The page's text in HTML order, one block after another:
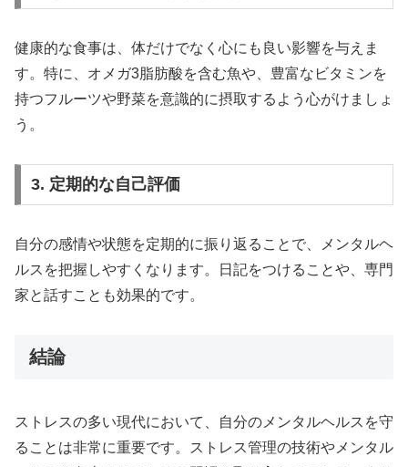
健康的な食事は、体だけでなく心にも良い影響を与えま
す。特に、オメガ3脂肪酸を含む魚や、豊富なビタミンを
持つフルーツや野菜を意識的に摂取するよう心がけましょ
う。
3. 定期的な自己評価
自分の感情や状態を定期的に振り返ることで、メンタルヘ
ルスを把握しやすくなります。日記をつけることや、専門
家と話すことも効果的です。
結論
ストレスの多い現代において、自分のメンタルヘルスを守
ることは非常に重要です。ストレス管理の技術やメンタル